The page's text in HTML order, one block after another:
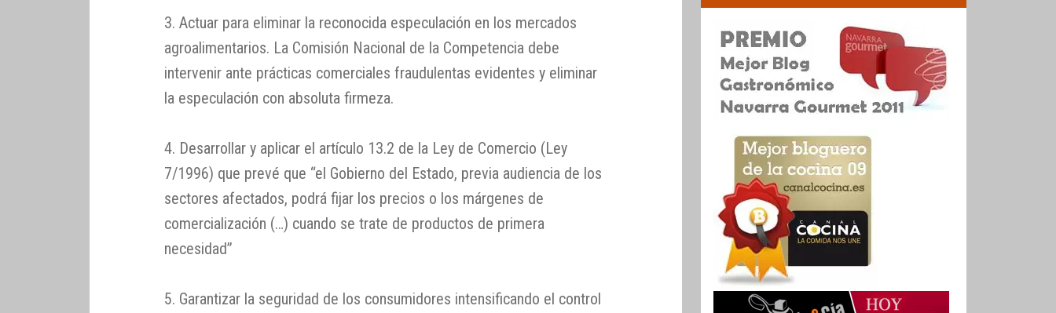
3. Actuar para eliminar la reconocida especulación en los mercados
agroalimentarios. La Comisión Nacional de la Competencia debe
intervenir ante prácticas comerciales fraudulentas evidentes y eliminar
la especulación con absoluta firmeza.
4. Desarrollar y aplicar el artículo 13.2 de la Ley de Comercio (Ley
7/1996) que prevé que “el Gobierno del Estado, previa audiencia de los
sectores afectados, podrá fijar los precios o los márgenes de
comercialización (…) cuando se trate de productos de primera
necesidad”
5. Garantizar la seguridad de los consumidores intensificando el control